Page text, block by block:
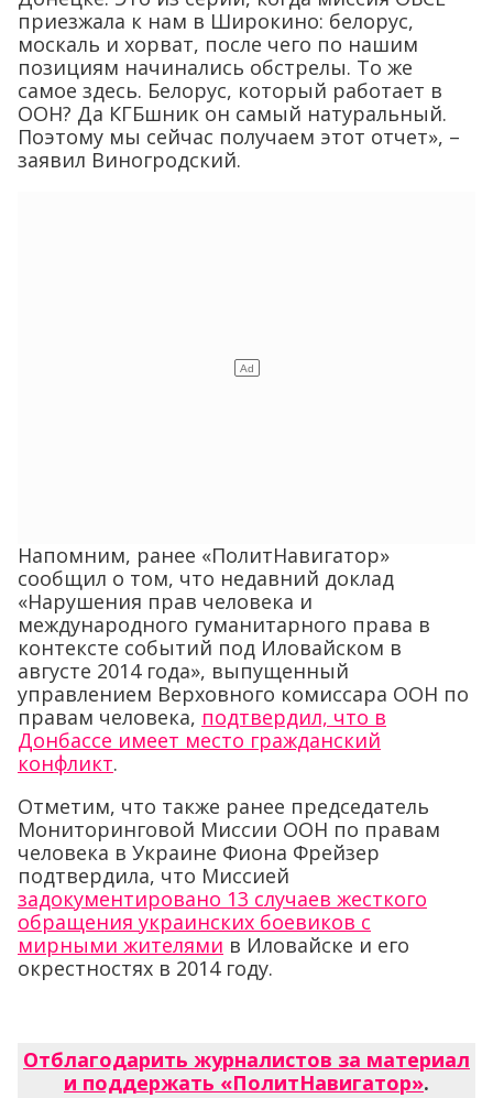
приезжала к нам в Широкино: белорус,
москаль и хорват, после чего по нашим
позициям начинались обстрелы. То же
самое здесь. Белорус, который работает в
ООН? Да КГБшник он самый натуральный.
Поэтому мы сейчас получаем этот отчет», –
заявил Виногродский.
Напомним, ранее «ПолитНавигатор»
сообщил о том, что недавний доклад
«Нарушения прав человека и
международного гуманитарного права в
контексте событий под Иловайском в
августе 2014 года», выпущенный
управлением Верховного комиссара ООН по
правам человека, подтвердил, что в
Донбассе имеет место гражданский
конфликт.
Отметим, что также ранее председатель
Мониторинговой Миссии ООН по правам
человека в Украине Фиона Фрейзер
подтвердила, что Миссией
задокументировано 13 случаев жесткого
обращения украинских боевиков с
мирными жителями в Иловайске и его
окрестностях в 2014 году.
Отблагодарить журналистов за материал
и поддержать «ПолитНавигатор».